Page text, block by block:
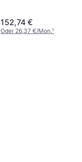
152,74 €
Oder 26,37 €/Mon.¹